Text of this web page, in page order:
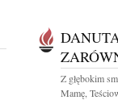
Z głębokim
Mamę,